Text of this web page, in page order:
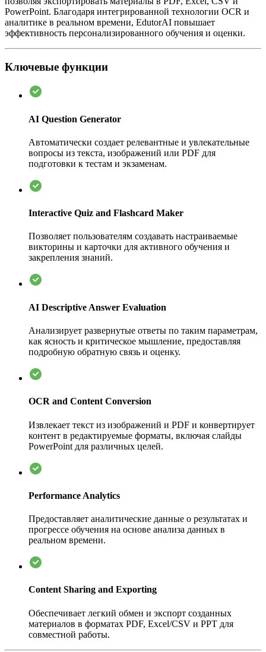
PowerPoint. Благодаря интегрированной технологии OCR и
аналитике в реальном времени, EdutorAI повышает
эффективность персонализированного обучения и оценки.
Ключевые функции
AI Question Generator
Автоматически создает релевантные и увлекательные
вопросы из текста, изображений или PDF для
подготовки к тестам и экзаменам.
Interactive Quiz and Flashcard Maker
Позволяет пользователям создавать настраиваемые
викторины и карточки для активного обучения и
закрепления знаний.
AI Descriptive Answer Evaluation
Анализирует развернутые ответы по таким параметрам,
как ясность и критическое мышление, предоставляя
подробную обратную связь и оценку.
OCR and Content Conversion
Извлекает текст из изображений и PDF и конвертирует
контент в редактируемые форматы, включая слайды
PowerPoint для различных целей.
Performance Analytics
Предоставляет аналитические данные о результатах и
прогрессе обучения на основе анализа данных в
реальном времени.
Content Sharing and Exporting
Обеспечивает легкий обмен и экспорт созданных
материалов в форматах PDF, Excel/CSV и PPT для
совместной работы.